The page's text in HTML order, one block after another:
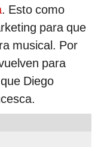
. Esto como
para que
musical. Por
para
Diego